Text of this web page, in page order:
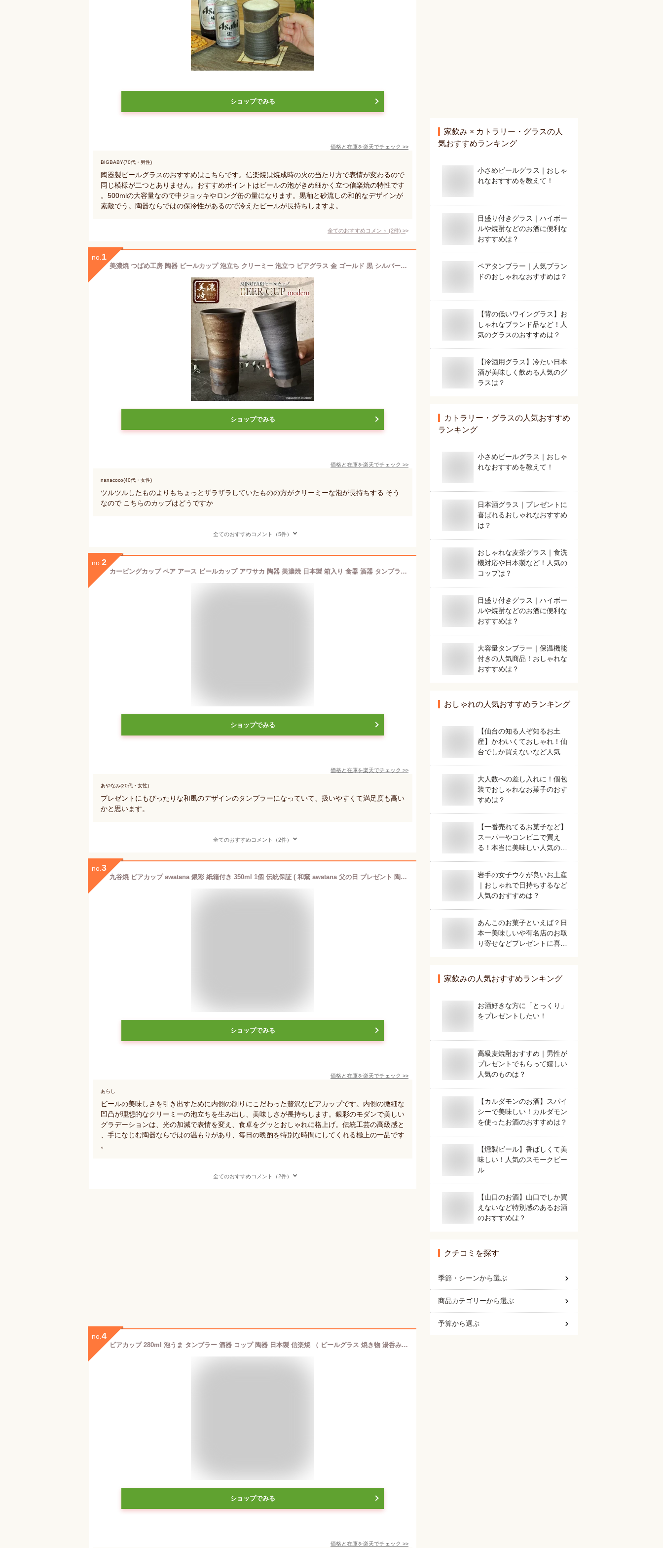
ショップでみる
価格と在庫を楽天でチェック >>
BIGBABY(70代・男性)
陶器製ビールグラスのおすすめはこちらです。信楽焼は焼成時の火の当たり方で表情が変わるので
同じ模様が二つとありません。おすすめポイントはビールの泡がきめ細かく立つ信楽焼の特性です
。500mlの大容量なので中ジョッキやロング缶の量になります。黒釉と砂流しの和的なデザインが
素敵でう。陶器ならではの保冷性があるので冷えたビールが長持ちしますよ。
全てのおすすめコメント (2件) >
no. 1
美濃焼 つばめ工房 陶器 ビールカップ 泡立ち クリーミー 泡立つ ビアグラス 金 ゴールド 黒 シルバー ブラック おしゃれ フリーカップ 高級感 ハイボール ビールジョッキ ビールグラス ビアカップ 化粧箱入り 日本製 ロングカップ おすすめ 人気
ショップでみる
価格と在庫を楽天でチェック >>
nanacoco(40代・女性)
ツルツルしたものよりもちょっとザラザラしていたものの方がクリーミーな泡が長持ちする そう
なので こちらのカップはどうですか
全てのおすすめコメント（5件）
no. 2
カービングカップ ペア アース ビールカップ アワサカ 陶器 美濃焼 日本製 箱入り 食器 酒器 タンブラー ビアグラス ビールグラス ビアカップ フリーカップ コップ 和風 和 日本 おしゃれ プレゼント ギフト 贈り物 お祝い 父の日 母の日 清風の匠 田端繁道作 Frap68
ショップでみる
価格と在庫を楽天でチェック >>
あやなみ(20代・女性)
プレゼントにもぴったりな和風のデザインのタンブラーになっていて、扱いやすくて満足度も高い
かと思います。
全てのおすすめコメント（2件）
no. 3
九谷焼 ビアカップ awatana 銀彩 紙箱付き 350ml 1個 伝統保証 ( 和窯 awatana 父の日 プレゼント 陶器 ビアグラス ビアカップ ビールグラス タンブラー 九谷焼 結婚 出産 内祝い 引き出物 金婚式 誕生日プレゼント 還暦祝い 古希 喜寿 米寿 退職 定年 プレゼント お祝い )
ショップでみる
価格と在庫を楽天でチェック >>
あらし
ビールの美味しさを引き出すために内側の削りにこだわった贅沢なビアカップです。内側の微細な
凹凸が理想的なクリーミーの泡立ちを生み出し、美味しさが長持ちします。銀彩のモダンで美しい
グラデーションは、光の加減で表情を変え、食卓をグッとおしゃれに格上げ。伝統工芸の高級感と
、手になじむ陶器ならではの温もりがあり、毎日の晩酌を特別な時間にしてくれる極上の一品です
。
全てのおすすめコメント（2件）
no. 4
ビアカップ 280ml 泡うま タンブラー 酒器 コップ 陶器 日本製 信楽焼 （ ビールグラス 焼き物 湯呑み 焼酎 グラス ビール 泡 ビアタンブラー 水割りグラス 湯呑 おしゃれ 和モダン 白 黒 ）
ショップでみる
価格と在庫を楽天でチェック >>
家飲み × カトラリー・グラスの人
気おすすめランキング
小さめビールグラス｜おしゃ
れなおすすめを教えて！
目盛り付きグラス｜ハイボー
ルや焼酎などのお酒に便利な
おすすめは？
ペアタンブラー｜人気ブラン
ドのおしゃれなおすすめは？
【背の低いワイングラス】お
しゃれなブランド品など！人
気のグラスのおすすめは？
【冷酒用グラス】冷たい日本
酒が美味しく飲める人気のグ
ラスは？
カトラリー・グラスの人気おすすめ
ランキング
小さめビールグラス｜おしゃ
れなおすすめを教えて！
日本酒グラス｜プレゼントに
喜ばれるおしゃれなおすすめ
は？
おしゃれな麦茶グラス｜食洗
機対応や日本製など！人気の
コップは？
目盛り付きグラス｜ハイボー
ルや焼酎などのお酒に便利な
おすすめは？
大容量タンブラー｜保温機能
付きの人気商品！おしゃれな
おすすめは？
おしゃれの人気おすすめランキング
【仙台の知る人ぞ知るお土
産】かわいくておしゃれ！仙
台でしか買えないなど人気の
大人数への差し入れに！個包
装でおしゃれなお菓子のおす
すめは？
【一番売れてるお菓子など】
スーパーやコンビニで買え
る！本当に美味しい人気のお
岩手の女子ウケが良いお土産
｜おしゃれで日持ちするなど
人気のおすすめは？
あんこのお菓子といえば？日
本一美味しいや有名店のお取
り寄せなどプレゼントに喜ば
家飲みの人気おすすめランキング
お酒好きな方に「とっくり」
をプレゼントしたい！
高級麦焼酎おすすめ｜男性が
プレゼントでもらって嬉しい
人気のものは？
【カルダモンのお酒】スパイ
シーで美味しい！カルダモン
を使ったお酒のおすすめは？
【燻製ビール】香ばしくて美
味しい！人気のスモークビー
ル
【山口のお酒】山口でしか買
えないなど特別感のあるお酒
のおすすめは？
クチコミを探す
季節・シーンから選ぶ
商品カテゴリーから選ぶ
予算から選ぶ